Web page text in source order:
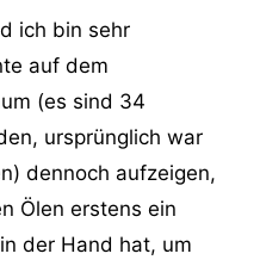
ich bin sehr
auf dem
(es sind 34
ursprünglich war
dennoch aufzeigen,
Ölen erstens ein
der Hand hat, um